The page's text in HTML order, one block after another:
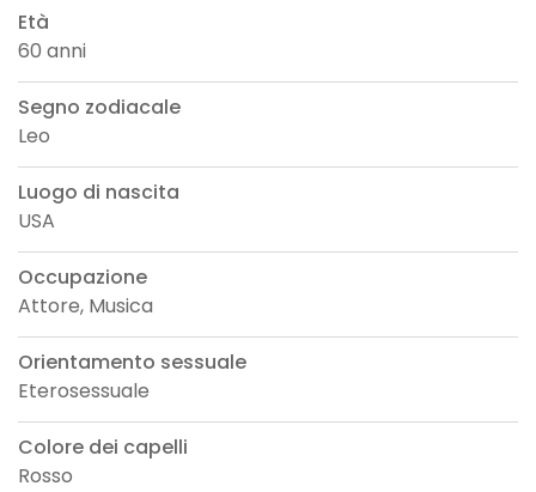
Età
60 anni
Segno zodiacale
Leo
Luogo di nascita
USA
Occupazione
Attore, Musica
Orientamento sessuale
Eterosessuale
Colore dei capelli
Rosso